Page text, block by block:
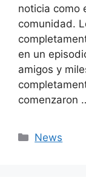
noticia como
comunidad.
en un
amigos y
comenzaron
Categories
News